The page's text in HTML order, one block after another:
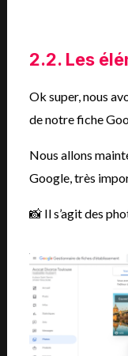
2.2. Les
Ok super, nous
de notre fiche
Nous allons
Google, très
📸 Il s’agit des